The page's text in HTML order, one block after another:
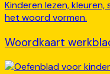
Woordkaart